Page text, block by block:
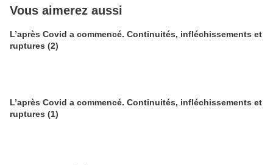
Vous aimerez aussi
L’après Covid a commencé. Continuités, infléchissements et
ruptures (2)
L’après Covid a commencé. Continuités, infléchissements et
ruptures (1)